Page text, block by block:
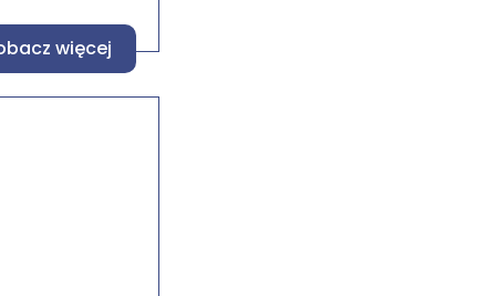
więcej